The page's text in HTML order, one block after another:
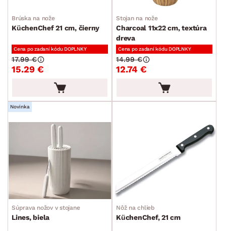
Brúska na nože
KüchenChef 21 cm, čierny
Cena po zadaní kódu DOPLNKY
15.29 €
17.99 €
Stojan na nože
Charcoal 11x22 cm, textúra
dreva
Cena po zadaní kódu DOPLNKY
12.74 €
14.99 €
Novinka
Súprava nožov v stojane
Lines, biela
Nôž na chlieb
KüchenChef, 21 cm